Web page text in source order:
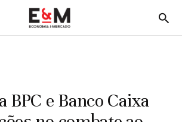
5
BPC e Banco Caixa